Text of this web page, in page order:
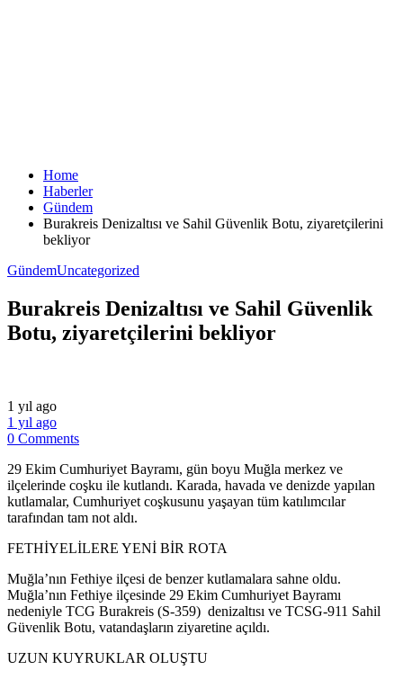
Home
Haberler
Gündem
Burakreis Denizaltısı ve Sahil Güvenlik Botu, ziyaretçilerini
bekliyor
GündemUncategorized
Burakreis Denizaltısı ve Sahil Güvenlik
Botu, ziyaretçilerini bekliyor
1 yıl ago
1 yıl ago
0 Comments
29 Ekim Cumhuriyet Bayramı, gün boyu Muğla merkez ve
ilçelerinde coşku ile kutlandı. Karada, havada ve denizde yapılan
kutlamalar, Cumhuriyet coşkusunu yaşayan tüm katılımcılar
tarafından tam not aldı.
FETHİYELİLERE YENİ BİR ROTA
Muğla’nın Fethiye ilçesi de benzer kutlamalara sahne oldu.
Muğla’nın Fethiye ilçesinde 29 Ekim Cumhuriyet Bayramı
nedeniyle TCG Burakreis (S-359) denizaltısı ve TCSG-911 Sahil
Güvenlik Botu, vatandaşların ziyaretine açıldı.
UZUN KUYRUKLAR OLUŞTU